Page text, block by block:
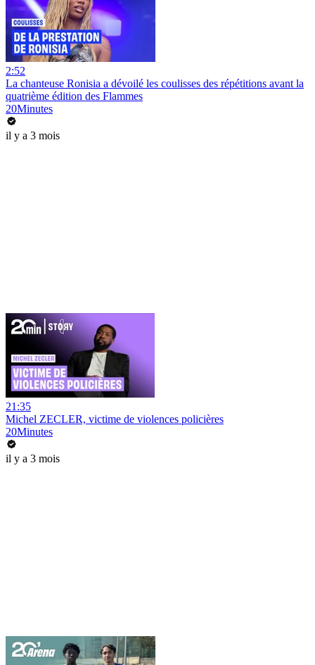
2:52
La chanteuse Ronisia a dévoilé les coulisses des répétitions avant la
quatrième édition des Flammes
20Minutes
il y a 3 mois
21:35
Michel ZECLER, victime de violences policières
20Minutes
il y a 3 mois